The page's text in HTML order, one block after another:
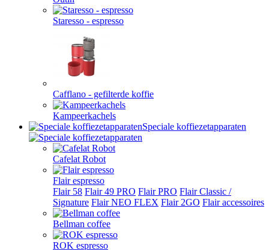
Staresso - espresso
Cafflano - gefilterde koffie
Kampeerkachels
Speciale koffiezetapparaten
Cafelat Robot
Flair espresso
Flair 58 Flair 49 PRO Flair PRO Flair Classic /
Signature Flair NEO FLEX Flair 2GO Flair accessoires
Bellman coffee
ROK espresso